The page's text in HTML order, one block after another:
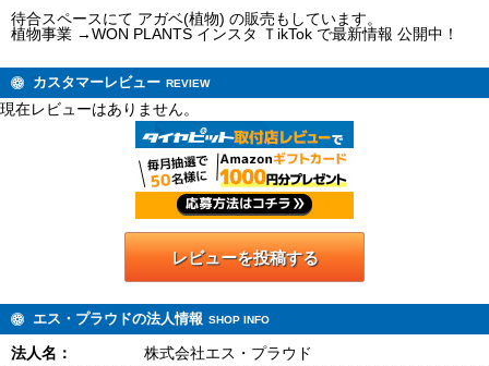
待合スペースにて アガベ(植物) の販売もしています。
植物事業 →WON PLANTS インスタ ＴikTok で最新情報 公開中！
カスタマーレビュー REVIEW
現在レビューはありません。
レビューを投稿する
エス・プラウドの法人情報 SHOP INFO
法人名： 株式会社エス・プラウド